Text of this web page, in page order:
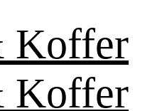
Koffer
Koffer